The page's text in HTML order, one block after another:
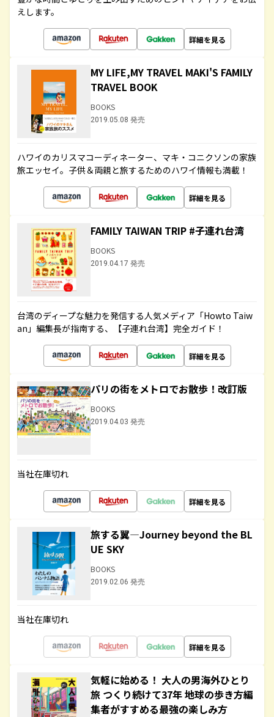
えします。
詳細を見る
MY LIFE,MY TRAVEL MAKI'S FAMILY
TRAVEL BOOK
BOOKS
2019.05.08 発売
ハワイのカリスマコーディネーター、マキ・コニクソンの家族
旅エッセイ。子供＆両親と旅するためのハワイ情報も満載！
詳細を見る
FAMILY TAIWAN TRIP #子連れ台湾
BOOKS
2019.04.17 発売
台湾のディープな魅力を発信する人気メディア「Howto Taiw
an」編集長が指南する、【子連れ台湾】完全ガイド！
詳細を見る
パリの街をメトロでお散歩！改訂版
BOOKS
2019.04.03 発売
当社在庫切れ
詳細を見る
旅する翼―Journey beyond the BL
UE SKY
BOOKS
2019.02.06 発売
当社在庫切れ
詳細を見る
気軽に始める！ 大人の男海外ひとり
旅 つくり続けて37年 地球の歩き方編
集者がすすめる最強の楽しみ方